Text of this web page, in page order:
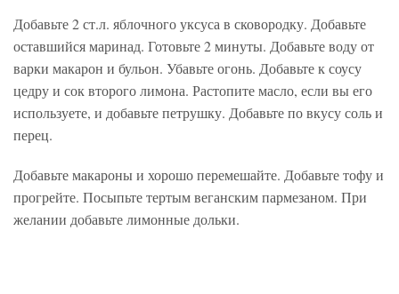
Добавьте 2 ст.л. яблочного уксуса в сковородку. Добавьте
оставшийся маринад. Готовьте 2 минуты. Добавьте воду от
варки макарон и бульон. Убавьте огонь. Добавьте к соусу
цедру и сок второго лимона. Растопите масло, если вы его
используете, и добавьте петрушку. Добавьте по вкусу соль и
перец.
Добавьте макароны и хорошо перемешайте. Добавьте тофу и
прогрейте. Посыпьте тертым веганским пармезаном. При
желании добавьте лимонные дольки.